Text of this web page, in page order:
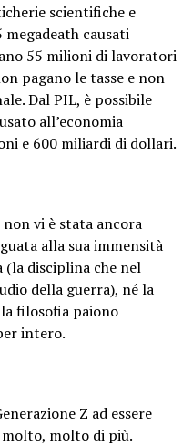
scientifiche e
causati
55 milioni di lavoratori
pagano le tasse e non
Dal PIL, è possibile
all’economia
e 600 miliardi di dollari.
non vi è stata ancora
alla sua immensità
(la disciplina che nel
della guerra), né la
filosofia paiono
intero.
Z ad essere
molto di più.